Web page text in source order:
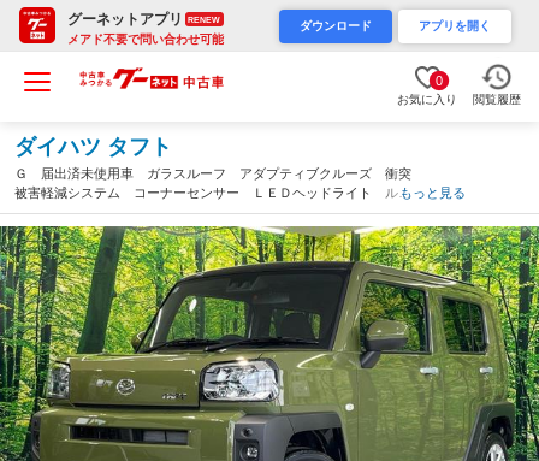
グーネットアプリ RENEW
メアド不要で問い合わせ可能
ダウンロード アプリを開く
0
お気に入り 閲覧履歴
ダイハツ タフト
Ｇ 届出済未使用車 ガラスルーフ アダプティブクルーズ 衝突
被害軽減システム コーナーセンサー ＬＥＤヘッドライト ルー
フレール 純正１５インチアルミ オートハイビーム 車線逸脱警
報（群馬県）
もっと見る